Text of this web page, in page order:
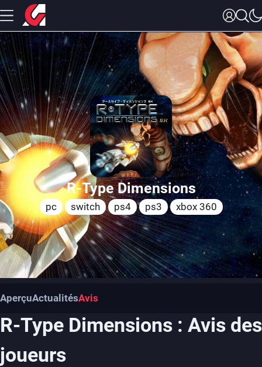
R-Type Dimensions
pc switch ps4 ps3 xbox 360
AperçuActualitésAvis
R-Type Dimensions : Avis des
joueurs